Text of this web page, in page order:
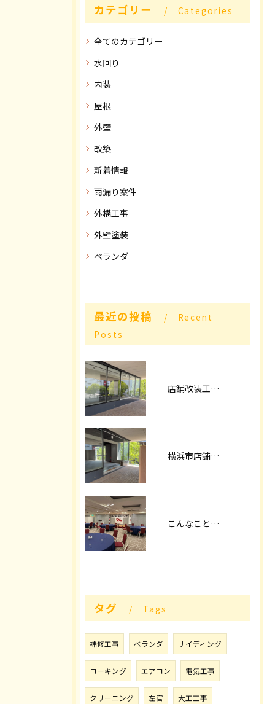
カテゴリー Categories
全てのカテゴリー
水回り
内装
屋根
外壁
改築
新着情報
雨漏り案件
外構工事
外壁塗装
ベランダ
最近の投稿
Recent
Posts
店舗改装工事パート2
横浜市店舗改装
こんなことやってます！！
タグ Tags
補修工事 ベランダ サイディング
コーキング エアコン 電気工事
クリーニング 左官 大工工事